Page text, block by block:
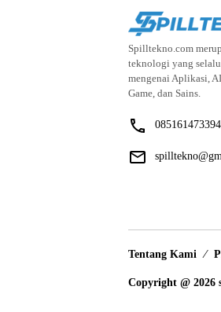
Spilltekno.com
teknologi yang
mengenai Aplikasi,
Game, dan Sains.
085161473394
Tentang Kami
Copyright @ 2026